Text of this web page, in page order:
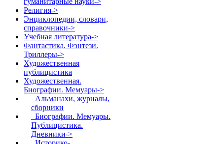
Религия->
Энциклопедии, словари,
справочники->
Учебная литература->
Фантастика. Фэнтези.
Триллеры->
Художественная
публицистика
Художественная.
Биографии. Мемуары->
Альманахи, журналы,
сборники
Биографии. Мемуары.
Публицистика.
Дневники->